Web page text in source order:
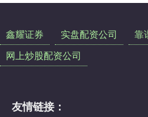
鑫耀证券 实盘配资公司
靠
网上炒股配资公司
友情链接：